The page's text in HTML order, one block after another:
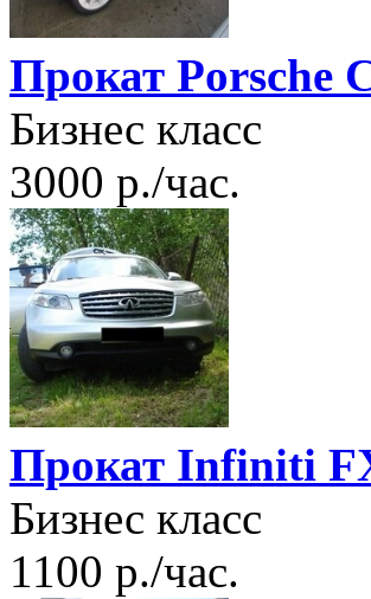
Прокат Porsche
Бизнес класс
3000 р./час.
Прокат Infiniti
Бизнес класс
1100 р./час.